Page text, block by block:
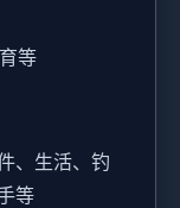
等
、生活、钓
等